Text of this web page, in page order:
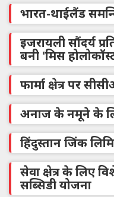
भारत-थाईलैंड
इजरायली सौंदर्य
बनी 'मिस
फार्मा क्षेत्र पर
अनाज के नमूने के
हिंदुस्तान जिंक
सेवा क्षेत्र के लिए
सब्सिडी योजना